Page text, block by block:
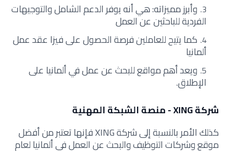
وأبرز مميزاته: هي أنه يوفر الدعم الشامل والتوجيهات
الفردية للباحثين عن العمل
كما يتيح للعاملين فرصة الحصول على فيزا عقد عمل
ألمانيا
ويعد أهم مواقع للبحث عن عمل في ألمانيا على
الإطلاق.
شركة XING - منصة الشبكة المهنية
كذلك الأمر بالنسبة إلى شركة XING فإنها تعتبر من أفضل
موقع وشركات التوظيف والبحث عن العمل في ألمانيا لعام